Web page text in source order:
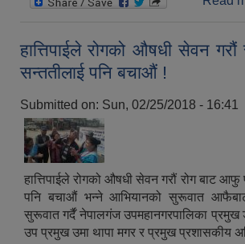
हात्तिपाईले रोगको औषधी सेवन गरौं
सन्ततीलाई पनि बचाऔं !
Submitted on: Sun, 02/25/2018 - 16:41
हात्तिपाईले रोगको औषधी सेवन गरौं रोग बाट आफु
पनि बचाऔं भन्ने आभियानको सुरूवात
सुरूवात गर्दैं नेपालगंज उपमहानगरपालिका प्रमुख
उप प्रमुख उमा थापा मगर र प्रमुख प्रशासकीय